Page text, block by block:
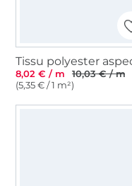
8,02 € / m
10,03 € / m
(5,35 € / 1 m²)